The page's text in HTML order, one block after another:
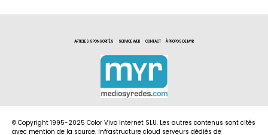
ARTICLES SPONSORITÉS SERVICE WEB CONTACT À PROPOS DE MYR
© Copyright 1995-2025 Color Vivo Internet SLU. Les autres contenus sont cités
avec mention de la source. Infrastructure cloud serveurs dédiés de